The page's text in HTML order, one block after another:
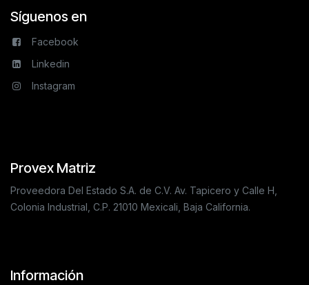
Síguenos en
Facebook
Linkedin
Instagram
Provex Matriz
Proveedora Del Estado S.A. de C.V. Av. Tapicero y Calle H,
Colonia Industrial, C.P. 21010 Mexicali, Baja California.
Información